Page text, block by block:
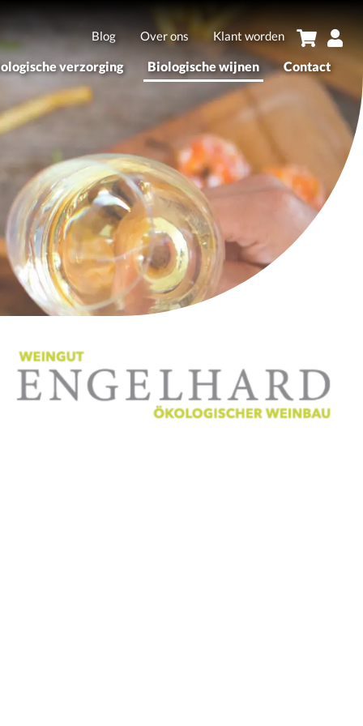
Blog Over ons Klant worden
verzorging Biologische wijnen
Merken
Contact